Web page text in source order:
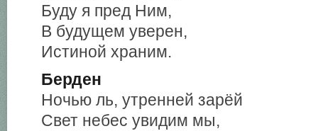
Буду я пред Ним,
В будущем уверен,
Истиной храним.
Берден
Ночью ль, утренней зарёй
Свет небес увидим мы,